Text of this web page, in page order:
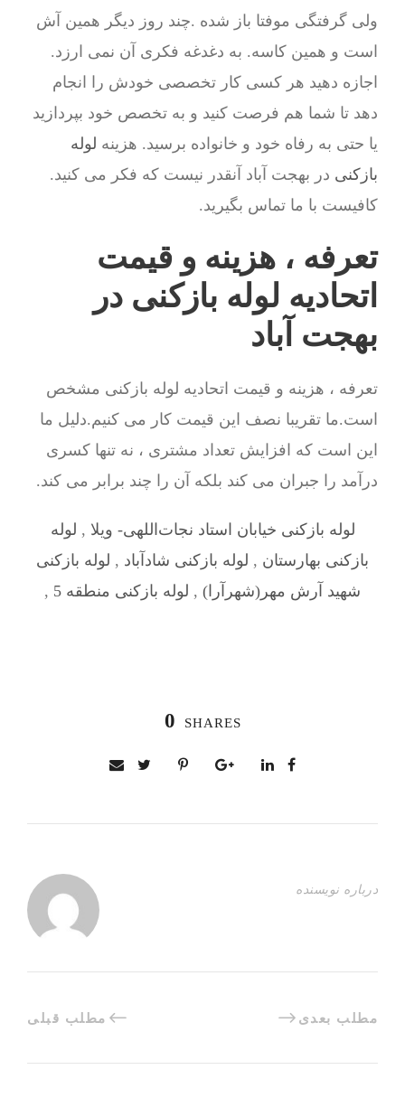
ولی گرفتگی موفتا باز شده .چند روز دیگر همین آش
است و همین کاسه. به دغدغه فکری آن نمی ارزد.
اجازه دهید هر کسی کار تخصصی خودش را انجام
دهد تا شما هم فرصت کنید و به تخصص خود بپردازید
یا حتی به رفاه خود و خانواده برسید. هزینه لوله
بازکنی در بهجت آباد آنقدر نیست که فکر می کنید.
کافیست با ما تماس بگیرید.
تعرفه ، هزینه و قیمت
اتحادیه لوله بازکنی در
بهجت آباد
تعرفه ، هزینه و قیمت اتحادیه لوله بازکنی مشخص
است.ما تقریبا نصف این قیمت کار می کنیم.دلیل ما
این است که افزایش تعداد مشتری ، نه تنها کسری
درآمد را جبران می کند بلکه آن را چند برابر می کند.
لوله بازکنی خیابان استاد نجات‌اللهی- ویلا , لوله
بازکنی بهارستان , لوله بازکنی شادآباد , لوله بازکنی
شهيد آرش مهر(شهرآرا) , لوله بازکنی منطقه 5 ,
0 SHARES
درباره نویسنده
مطلب قبلی مطلب بعدی